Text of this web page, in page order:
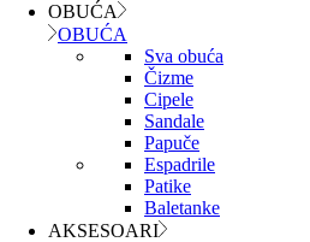
OBUĆA
OBUĆA
Sva obuća
Čizme
Cipele
Sandale
Papuče
Espadrile
Patike
Baletanke
AKSESOARI